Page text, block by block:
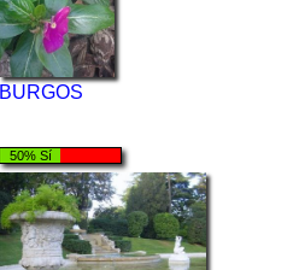
BURGOS
50% Sí